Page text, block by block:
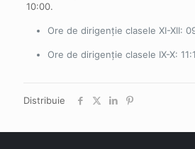
10:00.
Ore de dirigenție clasele XI-XII:
Ore de dirigenție clasele IX-X:
Distribuie